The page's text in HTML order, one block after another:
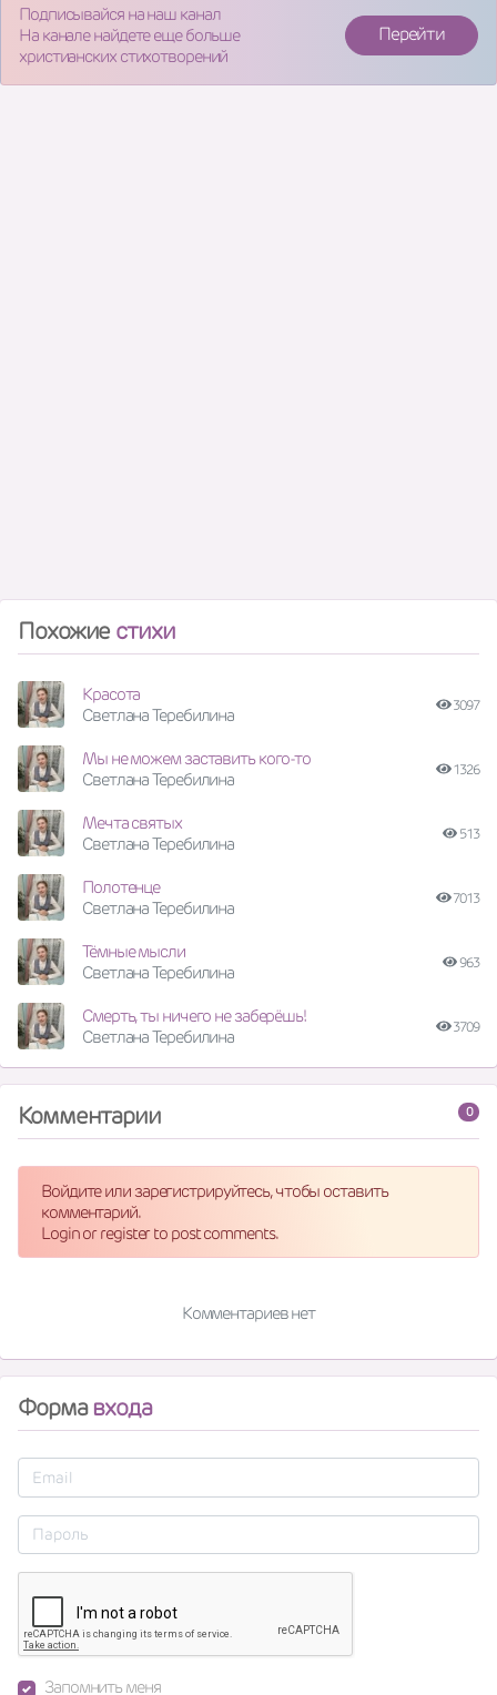
Подписывайся на наш канал
На канале найдете еще больше
христианских стихотворений
Перейти
Похожие стихи
Красота
Светлана Теребилина
3097
Мы не можем заставить кого-то
Светлана Теребилина
1326
Мечта святых
Светлана Теребилина
513
Полотенце
Светлана Теребилина
7013
Тёмные мысли
Светлана Теребилина
963
Смерть, ты ничего не заберёшь!
Светлана Теребилина
3709
0
Комментарии
Войдите или зарегистрируйтесь, чтобы оставить
комментарий.
Login or register to post comments.
Комментариев нет
Формавхода
Запомнить меня